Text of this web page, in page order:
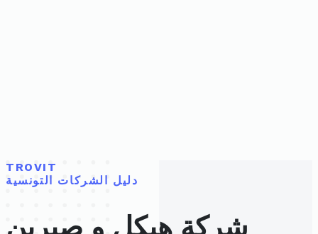
TROVIT
دليل الشركات التونسية